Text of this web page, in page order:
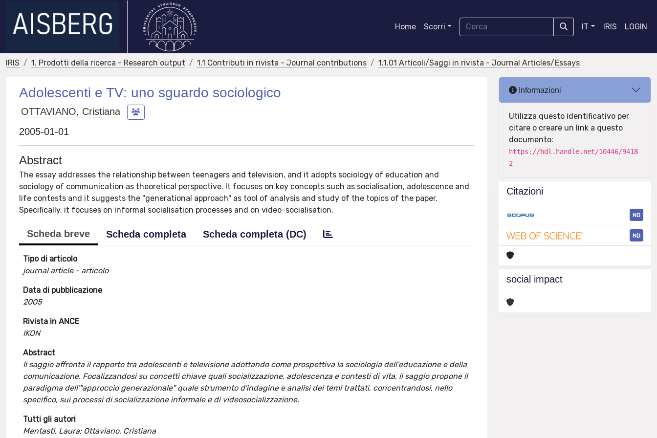
Home Scorri IT IRIS LOGIN
IRIS 1. Prodotti della ricerca - Research output 1.1 Contributi in rivista - Journal contributions 1.1.01 Articoli/Saggi in rivista - Journal Articles/Essays
Adolescenti e TV: uno sguardo sociologico
OTTAVIANO, Cristiana
2005-01-01
Abstract
The essay addresses the relationship between teenagers and television, and it adopts sociology of education and
sociology of communication as theoretical perspective. It focuses on key concepts such as socialisation, adolescence and
life contests and it suggests the "generational approach" as tool of analysis and study of the topics of the paper.
Specifically, it focuses on informal socialisation processes and on video-socialisation.
Scheda breve Scheda completa Scheda completa (DC)
Tipo di articolo
journal article - articolo
Data di pubblicazione
2005
Rivista in ANCE
IKON
Abstract
Il saggio affronta il rapporto tra adolescenti e televisione adottando come prospettiva la sociologia dell'educazione e della
comunicazione. Focalizzandosi su concetti chiave quali socializzazione, adolescenza e contesti di vita, il saggio propone il
paradigma dell'"approccio generazionale" quale strumento d'indagine e analisi dei temi trattati, concentrandosi, nello
specifico, sui processi di socializzazione informale e di videosocializzazione.
Tutti gli autori
Mentasti, Laura; Ottaviano, Cristiana
Informazioni
Utilizza questo identificativo per
citare o creare un link a questo
documento:
https://hdl.handle.net/10446/9418
2
Citazioni
ND
ND
social impact